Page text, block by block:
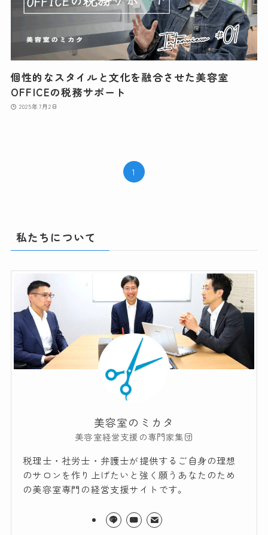
個性的なスタイルと文化を融合させた美容室
OFFICEの税務サポート
2025年7月2日
1
私たちについて
美容室のミカタ
美容室経営支援の専門家集団
税理士・社労士・弁護士が提供するご自身の理想
のサロンを作り上げたいと強く願うあなたのため
の美容室専門の経営支援サイトです。